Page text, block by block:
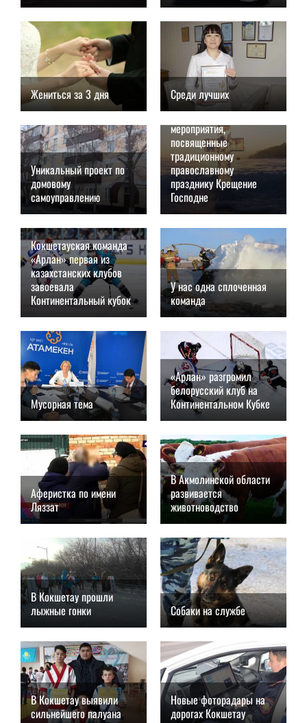
19.01.2019, 10:00 18.01.2019, 21:00
Жениться за 3 дня
18.01.2019, 20:00
Среди лучших
18.01.2019, 19:15
Уникальный проект по
домовому
самоуправлению
18.01.2019, 18:00
В Кокшетау пройдут
мероприятия,
посвященные
традиционному
православному
празднику Крещение
Господне
18.01.2019, 17:35
Кокшетауская команда
«Арлан» первая из
казахстанских клубов
завоевала
Континентальный кубок
18.01.2019, 16:40
У нас одна сплоченная
команда
18.01.2019, 11:00
Мусорная тема
18.01.2019, 09:00
«Арлан» разгромил
белорусский клуб на
Континентальном Кубке
14.01.2019, 21:00
Аферистка по имени
Ляззат
14.01.2019, 19:00
В Акмолинской области
развивается
животноводство
14.01.2019, 13:00
В Кокшетау прошли
лыжные гонки
14.01.2019, 11:00
Собаки на службе
14.01.2019, 09:00
В Кокшетау выявили
сильнейшего палуана
Новые фоторадары на
дорогах Кокшетау